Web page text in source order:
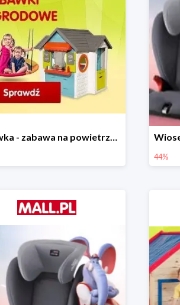
Majówka - zabawa na powietrzu do -35%
44%